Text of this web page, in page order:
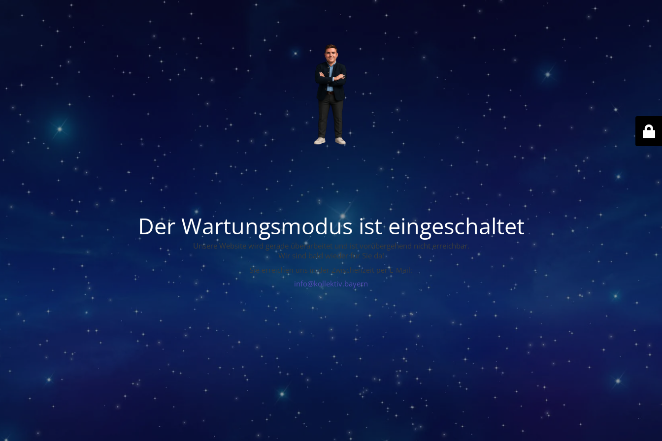
Der Wartungsmodus ist eingeschaltet
Unsere Website wird gerade überarbeitet und ist vorübergehend nicht erreichbar.
Wir sind bald wieder für Sie da!
Sie erreichen uns in der Zwischenzeit per E-Mail:
info@kollektiv.bayern